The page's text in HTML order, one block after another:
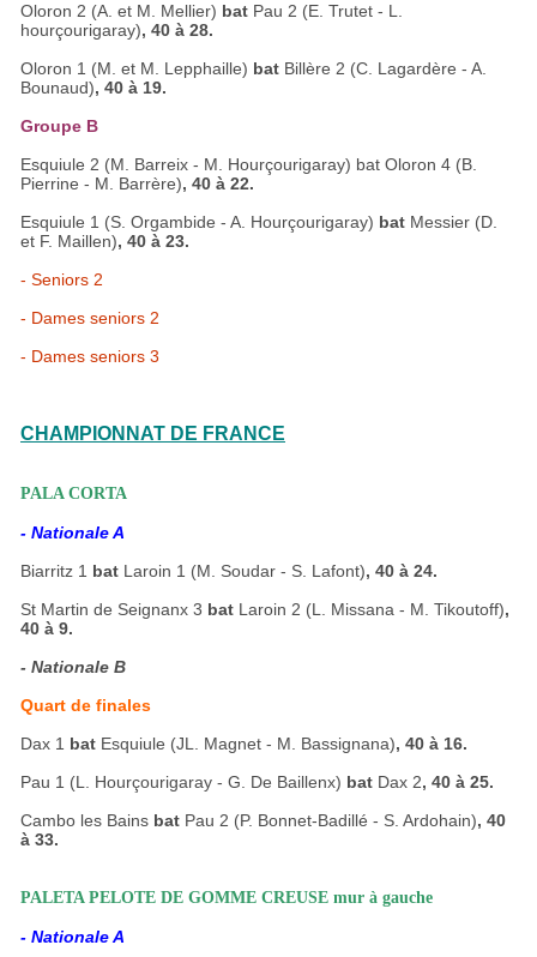
Oloron 2 (A. et M. Mellier) bat Pau 2 (E. Trutet - L.
hourçourigaray), 40 à 28.
Oloron 1 (M. et M. Lepphaille) bat Billère 2 (C. Lagardère - A.
Bounaud), 40 à 19.
Groupe B
Esquiule 2 (M. Barreix - M. Hourçourigaray) bat Oloron 4 (B.
Pierrine - M. Barrère), 40 à 22.
Esquiule 1 (S. Orgambide - A. Hourçourigaray) bat Messier (D.
et F. Maillen), 40 à 23.
- Seniors 2
- Dames seniors 2
- Dames seniors 3
CHAMPIONNAT DE FRANCE
PALA CORTA
- Nationale A
Biarritz 1 bat Laroin 1 (M. Soudar - S. Lafont), 40 à 24.
St Martin de Seignanx 3 bat Laroin 2 (L. Missana - M. Tikoutoff),
40 à 9.
- Nationale B
Quart de finales
Dax 1 bat Esquiule (JL. Magnet - M. Bassignana), 40 à 16.
Pau 1 (L. Hourçourigaray - G. De Baillenx) bat Dax 2, 40 à 25.
Cambo les Bains bat Pau 2 (P. Bonnet-Badillé - S. Ardohain), 40
à 33.
PALETA PELOTE DE GOMME CREUSE mur à gauche
- Nationale A